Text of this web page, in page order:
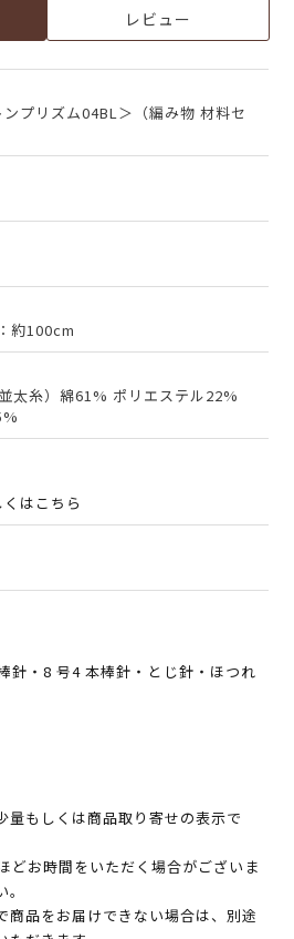
レビュー
プリズム04BL＞（編み物 材料セ
約100cm
太糸）綿61% ポリエステル22%
はこちら
針・8 号4 本棒針・とじ針・ほつれ
もしくは商品取り寄せの表示で
どお時間をいただく場合がございま
商品をお届けできない場合は、別途